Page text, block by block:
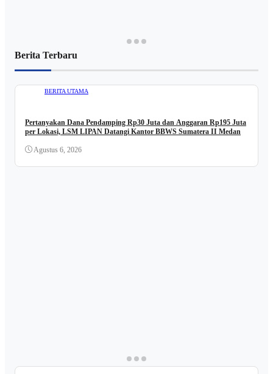
Berita Terbaru
BERITA UTAMA
Pertanyakan Dana Pendamping Rp30 Juta dan Anggaran Rp195 Juta
per Lokasi, LSM LIPAN Datangi Kantor BBWS Sumatera II Medan
Agustus 6, 2026